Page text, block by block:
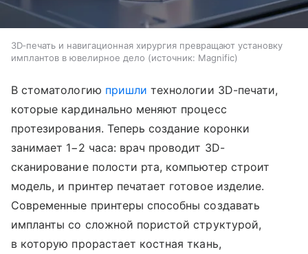
3D‑печать и навигационная хирургия превращают установку
имплантов в ювелирное дело
источник: Magnific
В стоматологию пришли технологии 3D-печати,
которые кардинально меняют процесс
протезирования. Теперь создание коронки
занимает 1−2 часа: врач проводит 3D-
сканирование полости рта, компьютер строит
модель, и принтер печатает готовое изделие.
Современные принтеры способны создавать
импланты со сложной пористой структурой,
в которую прорастает костная ткань,